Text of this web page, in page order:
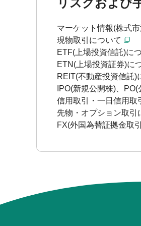
リスクおよび
マーケット情報(株式
現物取引について
ETF(上場投資信託)に
ETN(上場投資証券)に
REIT(不動産投資信託)
IPO(新規公開株)、
信用取引・一日信用取
先物・オプション取引
FX(外国為替証拠金取